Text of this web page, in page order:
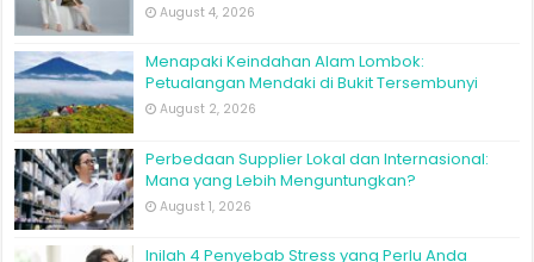
August 4, 2026
Menapaki Keindahan Alam Lombok:
Petualangan Mendaki di Bukit Tersembunyi
August 2, 2026
Perbedaan Supplier Lokal dan Internasional:
Mana yang Lebih Menguntungkan?
August 1, 2026
Inilah 4 Penyebab Stress yang Perlu Anda